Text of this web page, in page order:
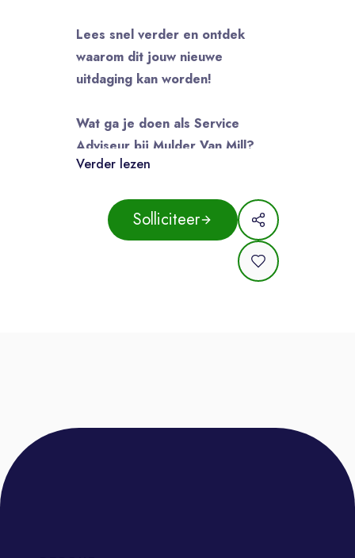
Lees snel verder en ontdek
waarom dit jouw nieuwe
uitdaging kan worden!
Wat ga je doen als Service
Adviseur bij Mulder Van Mill?
Als Service Adviseur ben jij dé
werkplaats. Jij zorgt ervoor dat iedere
klant met een glimlach de deur
uitgaat. Hoe je dat doet? Dat lichten
Daarnaast ben jij dé schakel tussen
Verder lezen
Solliciteer